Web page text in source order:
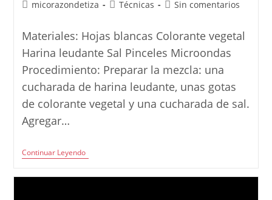
Autor
entrada:
micorazondetiza
Categoría
la
entrada:
Técnicas
Comentarios
la
entrada:
Sin comentarios
Materiales: Hojas blancas Colorante vegetal
Harina leudante Sal Pinceles Microondas
Procedimiento: Preparar la mezcla: una
cucharada de harina leudante, unas gotas
de colorante vegetal y una cucharada de sal.
Agregar…
Continuar LeyendoTécnica:
Pintura